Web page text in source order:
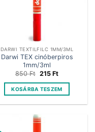
DARWI TEXTILFILC 1MM/3ML
Darwi TEX cinóberpiros
1mm/3ml
850Ft Original
was:
850 Ft.
215 FtCurrent
is:
215 Ft.
KOSÁRBA TESZEM